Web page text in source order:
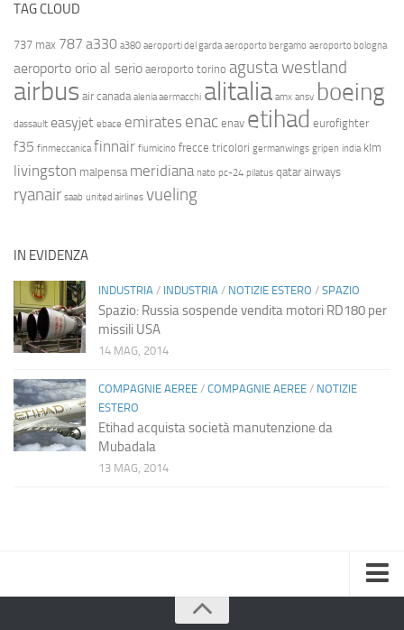
TAG CLOUD
737 max 787 a330 a380 aeroporti del garda aeroporto bergamo aeroporto bologna
aeroporto orio al serio aeroporto torino agusta westland
airbus air canada alenia aermacchi alitalia amx ansv boeing
dassault easyjet ebace emirates enac enav etihad eurofighter
f35 finmeccanica finnair fiumicino frecce tricolori germanwings gripen india klm
livingston malpensa meridiana nato pc-24 pilatus qatar airways
ryanair saab united airlines vueling
IN EVIDENZA
INDUSTRIA / INDUSTRIA / NOTIZIE ESTERO / SPAZIO
Spazio: Russia sospende vendita motori RD180 per
missili USA
14 MAG, 2014
COMPAGNIE AEREE / COMPAGNIE AEREE / NOTIZIE
ESTERO
Etihad acquista società manutenzione da
Mubadala
13 MAG, 2014